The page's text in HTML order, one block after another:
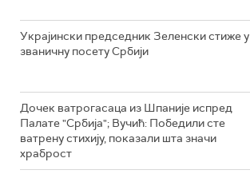
Украјински председник Зеленски стиже у
званичну посету Србији
Дочек ватрогасаца из Шпаније испред
Палате "Србија"; Вучић: Победили сте
ватрену стихију, показали шта значи
храброст